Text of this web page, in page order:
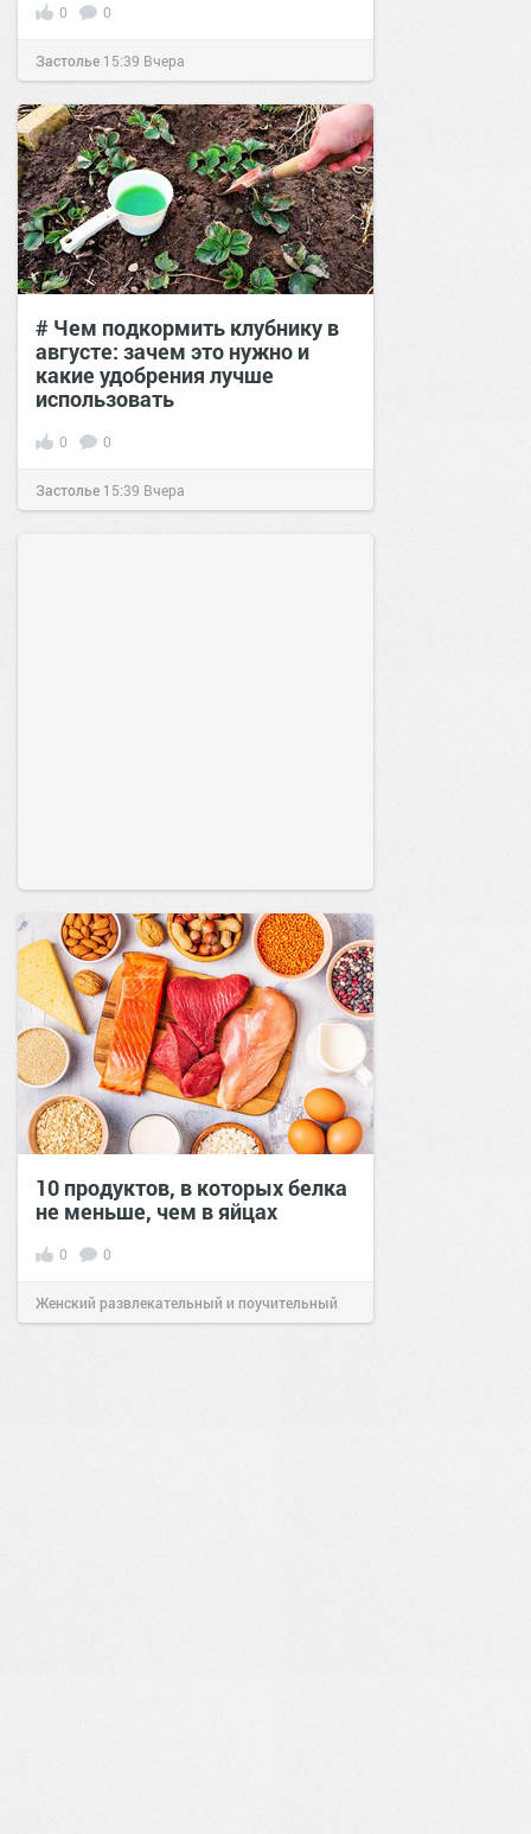
0 0
Застолье 15:39 Вчера
# Чем подкормить клубнику в
августе: зачем это нужно и
какие удобрения лучше
использовать
0 0
Застолье 15:39 Вчера
10 продуктов, в которых белка
не меньше, чем в яйцах
0 0
Женский развлекательный и поучительный